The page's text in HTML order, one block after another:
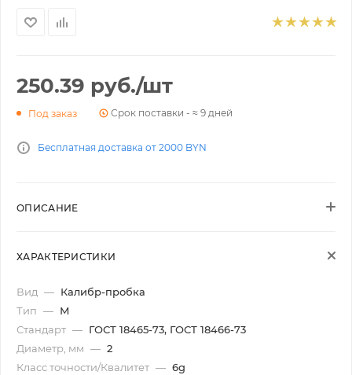
250.39 руб./шт
Под заказ Срок поставки - ≈ 9 дней
Бесплатная доставка от 2000 BYN
ОПИСАНИЕ
ХАРАКТЕРИСТИКИ
Вид — Калибр-пробка
Тип — М
Стандарт — ГОСТ 18465-73, ГОСТ 18466-73
Диаметр, мм — 2
Класс точности/Квалитет — 6g